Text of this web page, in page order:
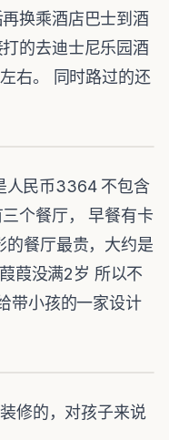
换乘酒店巴士到酒
的去迪士尼乐园酒
右。 同时路过的还
民币3364 不包含
个餐厅， 早餐有卡
的餐厅最贵，大约是
葭没满2岁 所以不
带小孩的一家设计
修的，对孩子来说